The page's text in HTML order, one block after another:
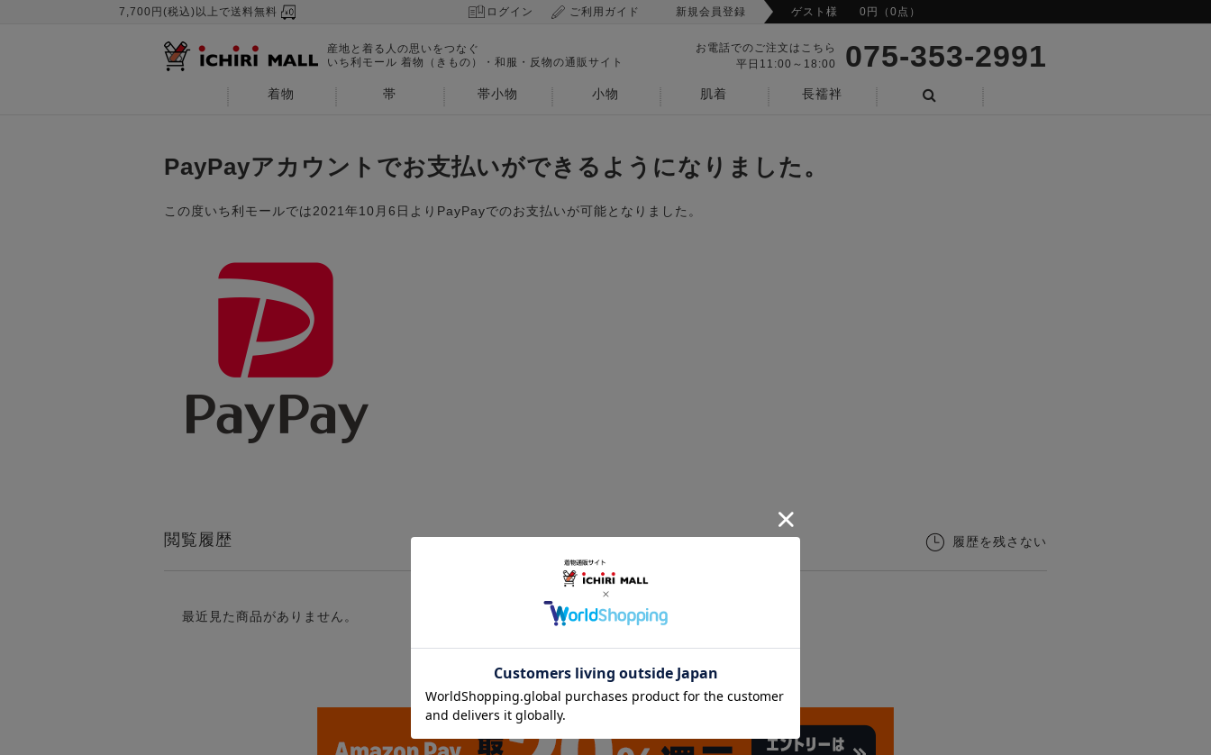
7,700円(税込)以上で送料無料 ログイン ご利用ガイド 新規会員登録 ゲスト様 0円（0点）
産地と着る人の思いをつなぐ
いち利モール 着物（きもの）・和服・反物の通販サイト
お電話でのご注文はこちら
平日11:00～18:00
075-353-2991
着物 帯 帯小物 小物 肌着
長襦袢
PayPayアカウントでお支払いができるようになりました。
この度いち利モールでは2021年10月6日よりPayPayでのお支払いが可能となりました。
閲覧履歴
最近見た商品がありません。
履歴を残さない